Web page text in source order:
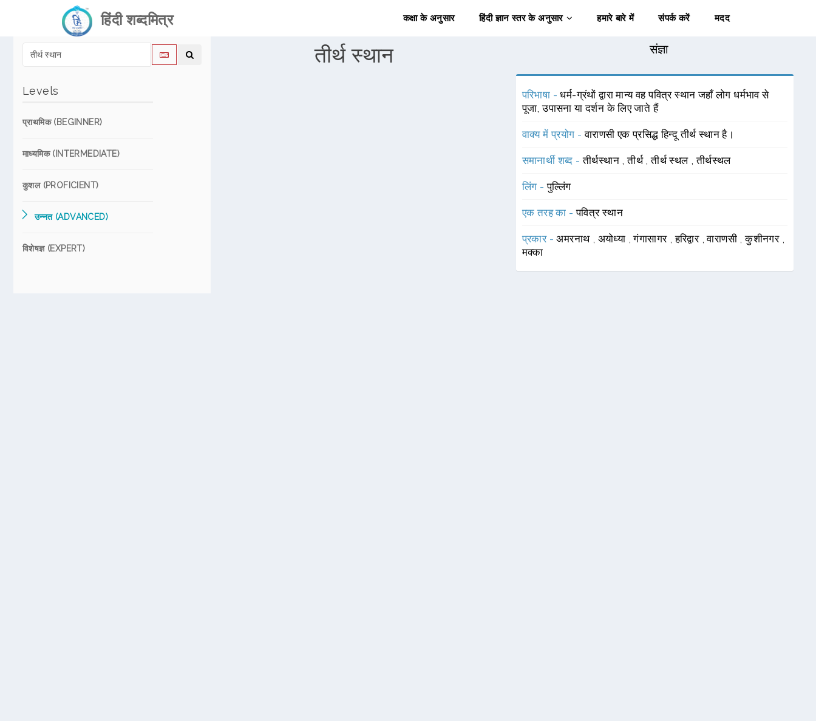
हिंदी शब्दमित्र कक्षा के अनुसार हिंदी ज्ञान स्तर के अनुसार हमारे बारे में संपर्क करें मदद
Levels
प्राथमिक (BEGINNER)
माध्यमिक (INTERMEDIATE)
कुशल (PROFICIENT)
उन्नत (ADVANCED)
विशेषज्ञ (EXPERT)
तीर्थ स्थान संज्ञा
परिभाषा -धर्म-ग्रंथों द्वारा मान्य वह पवित्र स्थान जहाँ लोग धर्मभाव से
पूजा, उपासना या दर्शन के लिए जाते हैं
वाक्य में प्रयोग -वाराणसी एक प्रसिद्ध हिन्दू तीर्थ स्थान है।
समानार्थी शब्द -तीर्थस्थान ,तीर्थ ,तीर्थ स्थल ,तीर्थस्थल
लिंग -पुल्लिंग
एक तरह का -पवित्र स्थान
प्रकार -अमरनाथ , अयोध्या ,गंगासागर ,हरिद्वार ,वाराणसी ,कुशीनगर ,
मक्का